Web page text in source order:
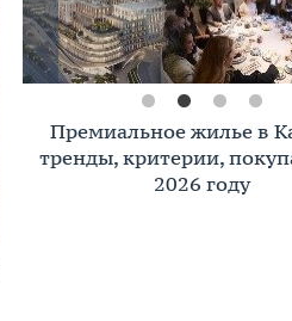
Премиальное жилье в
тренды, критерии,
2026 году